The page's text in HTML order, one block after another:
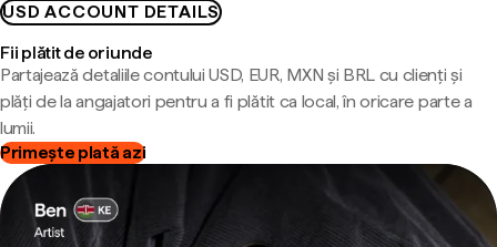
USD ACCOUNT DETAILS
Fii plătit de oriunde
Partajează detaliile contului USD, EUR, MXN și BRL cu clienți și
plăți de la angajatori pentru a fi plătit ca local, în oricare parte a
lumii.
Primește plată azi